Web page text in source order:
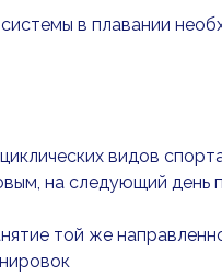
в плавании
видов
на следующий день
той же